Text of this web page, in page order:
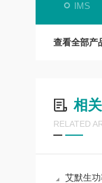
IMS
查看全部产
相
RELATED
艾默生功率单